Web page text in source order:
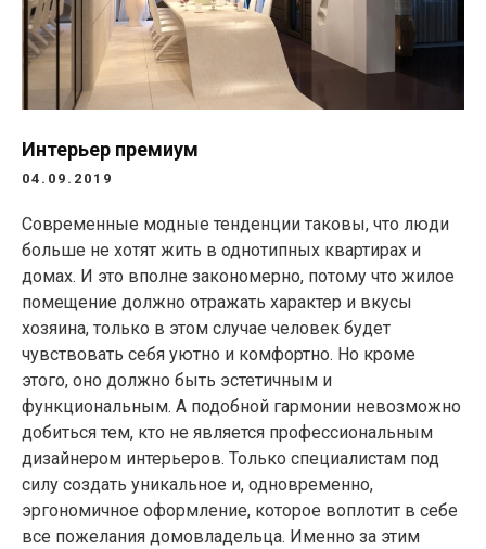
Интерьер премиум
04.09.2019
Современные модные тенденции таковы, что люди
больше не хотят жить в однотипных квартирах и
домах. И это вполне закономерно, потому что жилое
помещение должно отражать характер и вкусы
хозяина, только в этом случае человек будет
чувствовать себя уютно и комфортно. Но кроме
этого, оно должно быть эстетичным и
функциональным. А подобной гармонии невозможно
добиться тем, кто не является профессиональным
дизайнером интерьеров. Только специалистам под
силу создать уникальное и, одновременно,
эргономичное оформление, которое воплотит в себе
все пожелания домовладельца. Именно за этим